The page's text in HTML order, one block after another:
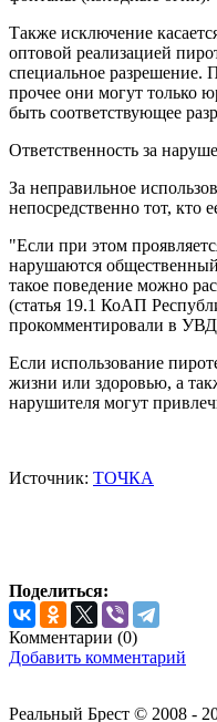
Также исключение
оптовой реализацией
специальное разрешение.
прочее они могут только
быть соответствующее
Ответственность за
За неправильное
непосредственно тот, кто
"Если при этом
нарушаются
такое поведение можно
(статья 19.1 КоАП
прокомментировали в
Если использование
жизни или здоровью, а
нарушителя могут
Источник: ТОЧКА
Поделиться:
Комментарии (0)
Добавить комментарий
Реальный Брест © 2008 -